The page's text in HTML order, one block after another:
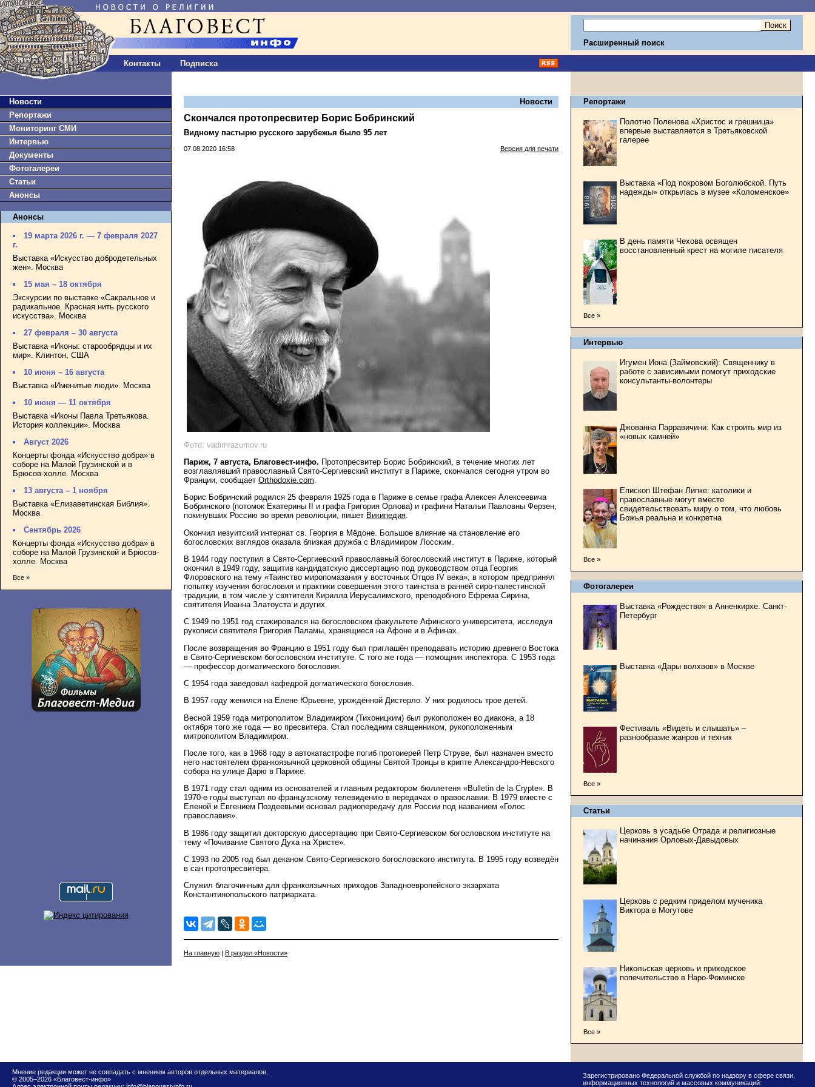
Контакты Подписка
Расширенный поиск
Новости
Репортажи
Мониторинг СМИ
Интервью
Документы
Фотогалереи
Статьи
Анонсы
Анонсы
19 марта 2026 г. — 7 февраля 2027
г.
Выставка «Искусство добродетельных
жен». Москва
15 мая – 18 октября
Экскурсии по выставке «Сакральное и
радикальное. Красная нить русского
искусства». Москва
27 февраля – 30 августа
Выставка «Иконы: старообрядцы и их
мир». Клинтон, США
10 июня – 16 августа
Выставка «Именитые люди». Москва
10 июня — 11 октября
Выставка «Иконы Павла Третьякова.
История коллекции». Москва
Август 2026
Концерты фонда «Искусство добра» в
соборе на Малой Грузинской и в
Брюсов-холле. Москва
13 августа – 1 ноября
Выставка «Елизаветинская Библия».
Москва
Сентябрь 2026
Концерты фонда «Искусство добра» в
соборе на Малой Грузинской и Брюсов-
холле. Москва
Все »
Новости
Скончался протопресвитер Борис Бобринский
Видному пастырю русского зарубежья было 95 лет
07.08.2020 16:58 Версия для печати
Фото: vadimrazumov.ru
Париж, 7 августа, Благовест-инфо. Протопресвитер Борис Бобринский, в течение многих лет
возглавлявший православный Свято-Сергиевский институт в Париже, скончался cегодня утром во
Франции, сообщает Orthodoxie.com
Борис Бобринский родился 25 февраля 1925 года в Париже в семье графа Алексея Алексеевича
Бобринского (потомок Екатерины II и графа Григория Орлова) и графини Натальи Павловны Ферзен,
покинувших Россию во время революции, пишет Википедия.
Окончил иезуитский интернат св. Георгия в Мёдоне. Большое влияние на становление его
богословских взглядов оказала близкая дружба с Владимиром Лосским.
В 1944 году поступил в Свято-Сергиевский православный богословский институт в Париже, который
окончил в 1949 году, защитив кандидатскую диссертацию под руководством отца Георгия
Флоровского на тему «Таинство миропомазания у восточных Отцов IV века», в котором предпринял
попытку изучения богословия и практики совершения этого таинства в ранней сиро-палестинской
традиции, в том числе у святителя Кирилла Иерусалимского, преподобного Ефрема Сирина,
святителя Иоанна Златоуста и других.
С 1949 по 1951 год стажировался на богословском факультете Афинского университета, исследуя
рукописи святителя Григория Паламы, хранящиеся на Афоне и в Афинах.
После возвращения во Францию в 1951 году был приглашён преподавать историю древнего Востока
в Свято-Сергиевском богословском институте. С того же года — помощник инспектора. С 1953 года
— профессор догматического богословия.
С 1954 года заведовал кафедрой догматического богословия.
В 1957 году женился на Елене Юрьевне, урождённой Дистерло. У них родилось трое детей.
Весной 1959 года митрополитом Владимиром (Тихоницким) был рукоположен во диакона, а 18
октября того же года — во пресвитера. Стал последним священником, рукоположенным
митрополитом Владимиром.
После того, как в 1968 году в автокатастрофе погиб протоиерей Петр Струве, был назначен вместо
него настоятелем франкоязычной церковной общины Святой Троицы в крипте Александро-Невского
собора на улице Дарю в Париже.
В 1971 году стал одним из основателей и главным редактором бюллетеня «Bulletin de la Crypte». В
1970-е годы выступал по французскому телевидению в передачах о православии. В 1979 вместе с
Еленой и Евгением Поздеевыми основал радиопередачу для России под названием «Голос
православия».
В 1986 году защитил докторскую диссертацию при Свято-Сергиевском богословском институте на
тему «Почивание Святого Духа на Христе».
С 1993 по 2005 год был деканом Свято-Сергиевского богословского института. В 1995 году возведён
в сан протопресвитера.
Служил благочинным для франкоязычных приходов Западноевропейского экзархата
Константинопольского патриархата.
На главную | В раздел «Новости»
Репортажи
Полотно Поленова «Христос и грешница»
впервые выставляется в Третьяковской
галерее
Выставка «Под покровом Боголюбской. Путь
надежды» открылась в музее «Коломенское»
В день памяти Чехова освящен
восстановленный крест на могиле писателя
Все »
Интервью
Игумен Иона (Займовский): Священнику в
работе с зависимыми помогут приходские
консультанты-волонтеры
Джованна Парравичини: Как строить мир из
«новых камней»
Епископ Штефан Липке: католики и
православные могут вместе
свидетельствовать миру о том, что любовь
Божья реальна и конкретна
Все »
Фотогалереи
Выставка «Рождество» в Анненкирхе. Санкт-
Петербург
Выставка «Дары волхвов» в Москве
Фестиваль «Видеть и слышать» –
разнообразие жанров и техник
Все »
Статьи
Церковь в усадьбе Отрада и религиозные
начинания Орловых-Давыдовых
Церковь с редким приделом мученика
Виктора в Могутове
Никольская церковь и приходское
попечительство в Наро-Фоминске
Все »
Мнение редакции может не совпадать с мнением авторов отдельных материалов.
© 2005–2026 «Благовест-инфо»
Зарегистрировано Федеральной службой по надзору в сфере связи,
информационных технологий и массовых коммуникаций: